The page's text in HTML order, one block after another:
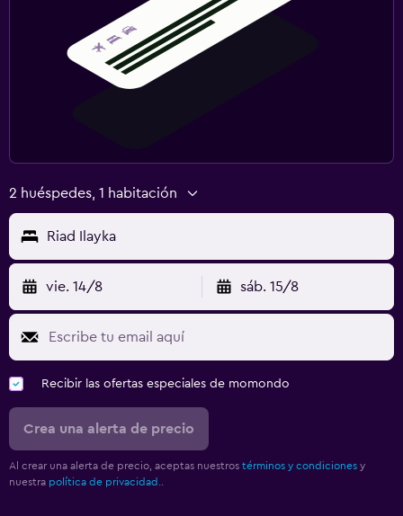
2 huéspedes, 1 habitación
Riad Ilayka
vie. 14/8 sáb. 15/8
Recibir las ofertas especiales de momondo
Crea una alerta de precio
Al crear una alerta de precio, aceptas nuestros términos y condiciones y
nuestra política de privacidad.